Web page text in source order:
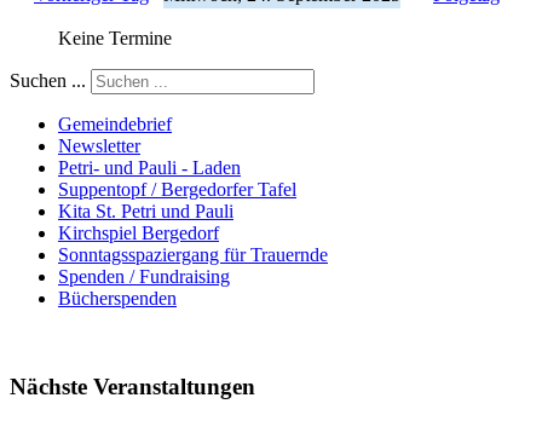
Keine Termine
Suchen ...
Gemeindebrief
Newsletter
Petri- und Pauli - Laden
Suppentopf / Bergedorfer Tafel
Kita St. Petri und Pauli
Kirchspiel Bergedorf
Sonntagsspaziergang für Trauernde
Spenden / Fundraising
Bücherspenden
Nächste Veranstaltungen